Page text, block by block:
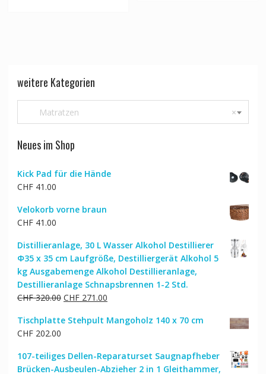
weitere Kategorien
×
Matratzen
Neues im Shop
Kick Pad für die Hände
CHF41.00
Velokorb vorne braun
CHF41.00
Distillieranlage, 30 L Wasser Alkohol Destillierer
Ф35 x 35 cm Laufgröße, Destilliergerät Alkohol 5
kg Ausgabemenge Alkohol Destillieranlage,
Destillieranlage Schnapsbrennen 1-2 Std.
CHF320.00 Ursprünglicher
war:
CHF271.00Aktueller
ist:
Tischplatte Stehpult Mangoholz 140 x 70 cm
CHF202.00
107-teiliges Dellen-Reparaturset Saugnapfheber
Brücken-Ausbeulen-Abzieher 2 in 1 Gleithammer,